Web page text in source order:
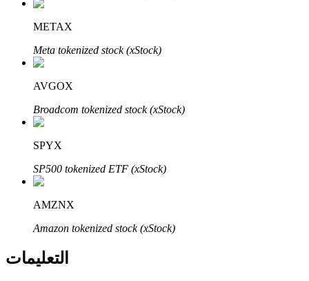
شركاء بيترو
شركاء Bitrue
METAX
Meta tokenized stock (xStock)
AVGOX
Broadcom tokenized stock (xStock)
SPYX
SP500 tokenized ETF (xStock)
AMZNX
Amazon tokenized stock (xStock)
التعليمات